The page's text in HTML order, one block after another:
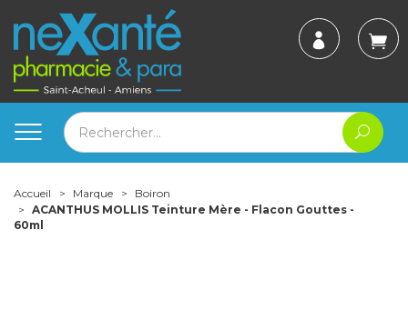
Accueil Marque
Boiron
ACANTHUS MOLLIS Teinture Mère - Flacon Gouttes -
60ml